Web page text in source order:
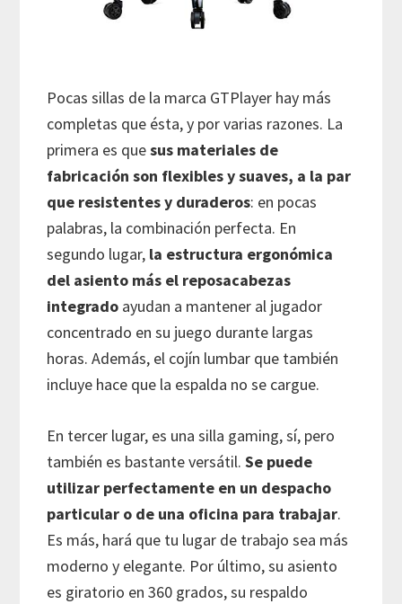
Pocas sillas de la marca GTPlayer hay más
completas que ésta, y por varias razones. La
primera es quesus materiales de
fabricación son flexibles y suaves, a la par
que resistentes y duraderos: en pocas
palabras, la combinación perfecta. En
segundo lugar, la estructura ergonómica
del asiento más el reposacabezas
integrado ayudan a mantener al jugador
concentrado en su juego durante largas
horas. Además, el cojín lumbar que también
incluye hace que la espalda no se cargue.
En tercer lugar, es una silla gaming, sí, pero
también es bastante versátil.Se puede
utilizar perfectamente en un despacho
particular o de una oficina para trabajar.
Es más, hará que tu lugar de trabajo sea más
moderno y elegante. Por último, su asiento
es giratorio en 360 grados, su respaldo